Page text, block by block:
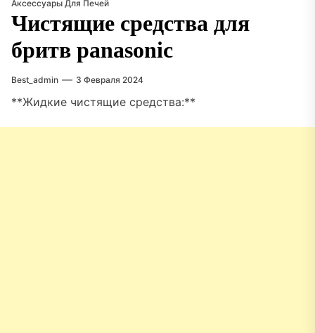
Аксессуары Для Печей
Чистящие средства для
бритв panasonic
Best_admin 3 Февраля 2024
**Жидкие чистящие средства:**